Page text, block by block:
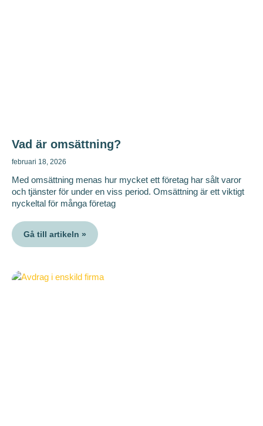
Vad är omsättning?
februari 18, 2026
Med omsättning menas hur mycket ett företag har sålt varor
och tjänster för under en viss period. Omsättning är ett viktigt
nyckeltal för många företag
Gå till artikeln »